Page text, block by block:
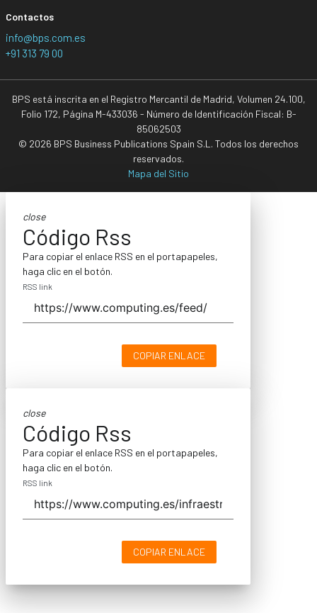
Contactos
info@bps.com.es
+91 313 79 00
BPS está inscrita en el Registro Mercantil de Madrid, Volumen 24.100,
Folio 172, Página M-433036 - Número de Identificación Fiscal: B-
85062503
© 2026 BPS Business Publications Spain S.L. Todos los derechos
reservados.
Mapa del Sitio
close
Código Rss
Para copiar el enlace RSS en el portapapeles,
haga clic en el botón.
RSS link
COPIAR ENLACE
close
Código Rss
Para copiar el enlace RSS en el portapapeles,
haga clic en el botón.
RSS link
COPIAR ENLACE